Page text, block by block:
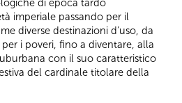
di epoca tardo
imperiale passando per il
diverse destinazioni d’uso, da
i poveri, fino a diventare, alla
con il suo caratteristico
del cardinale titolare della